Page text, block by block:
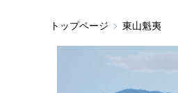
トップページ 東山魁夷